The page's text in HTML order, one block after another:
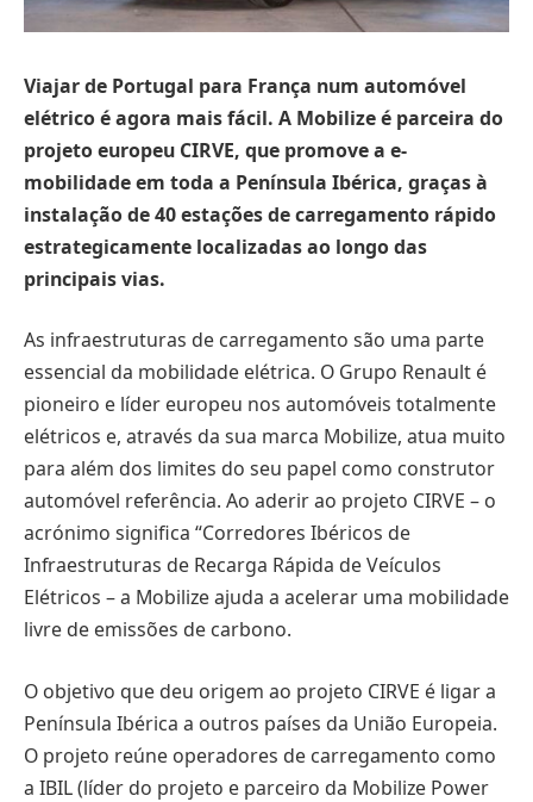
Viajar de Portugal para França num automóvel
elétrico é agora mais fácil. A Mobilize é parceira do
projeto europeu CIRVE, que promove a e-
mobilidade em toda a Península Ibérica, graças à
instalação de 40 estações de carregamento rápido
estrategicamente localizadas ao longo das
principais vias.
As infraestruturas de carregamento são uma parte
essencial da mobilidade elétrica. O Grupo Renault é
pioneiro e líder europeu nos automóveis totalmente
elétricos e, através da sua marca Mobilize, atua muito
para além dos limites do seu papel como construtor
automóvel referência. Ao aderir ao projeto CIRVE – o
acrónimo significa “Corredores Ibéricos de
Infraestruturas de Recarga Rápida de Veículos
Elétricos – a Mobilize ajuda a acelerar uma mobilidade
livre de emissões de carbono.
O objetivo que deu origem ao projeto CIRVE é ligar a
Península Ibérica a outros países da União Europeia.
O projeto reúne operadores de carregamento como
a IBIL (líder do projeto e parceiro da Mobilize Power